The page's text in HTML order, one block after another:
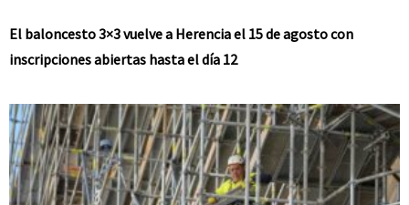
El baloncesto 3×3 vuelve a Herencia el 15 de agosto con
inscripciones abiertas hasta el día 12